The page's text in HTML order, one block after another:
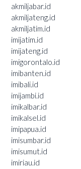
akmiljabar.id
akmiljateng.id
akmiljatim.id
imijatim.id
imijateng.id
imigorontalo.id
imibanten.id
imibali.id
imijambi.id
imikalbar.id
imikalsel.id
imipapua.id
imisumbar.id
imisumut.id
imiriau.id